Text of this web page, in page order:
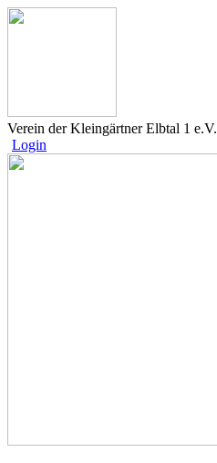
Verein der Kleingärtner Elbtal 1 e.V.
Login